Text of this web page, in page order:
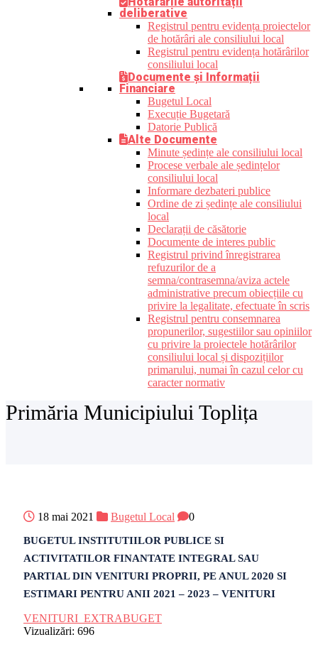
deliberative
Registrul pentru evidența proiectelor
de hotărâri ale consiliului local
Registrul pentru evidența hotărârilor
consiliului local
Documente și Informații
Financiare
Bugetul Local
Execuție Bugetară
Datorie Publică
Alte Documente
Minute ședințe ale consiliului local
Procese verbale ale ședințelor
consiliului local
Informare dezbateri publice
Ordine de zi ședințe ale consiliului
local
Declarații de căsătorie
Documente de interes public
Registrul privind înregistrarea
refuzurilor de a
semna/contrasemna/aviza actele
administrative precum obiecțiile cu
privire la legalitate, efectuate în scris
Registrul pentru consemnarea
propunerilor, sugestiilor sau opiniilor
cu privire la proiectele hotărârilor
consiliului local și dispozițiilor
primarului, numai în cazul celor cu
caracter normativ
Primăria Municipiului Toplița
18 mai 2021 Bugetul Local 0
BUGETUL INSTITUTIILOR PUBLICE SI
ACTIVITATILOR FINANTATE INTEGRAL SAU
PARTIAL DIN VENITURI PROPRII, PE ANUL 2020 SI
ESTIMARI PENTRU ANII 2021 – 2023 – VENITURI
VENITURI_EXTRABUGET
Vizualizări: 696